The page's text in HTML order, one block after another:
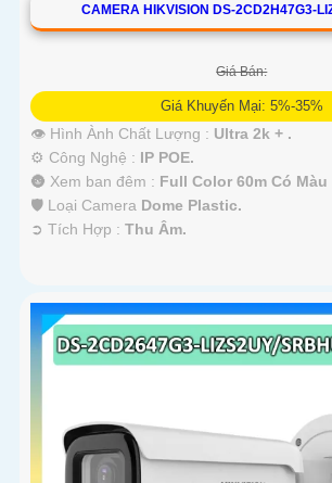
CAMERA HIKVISION DS-2CD2H47G3-
Giá Bán:
Giá Khuyến Mại: 5%-35%
👁 Hình Ành Chất Lượng : Ultra 2k + .
⚙ Công Nghệ : IP POE.
🌚 Xem ban đêm : Full Color 60m Có Màu
🛡 Loại Camera Dome Plastic.
️➲ Tích Hợp : Thu Âm.